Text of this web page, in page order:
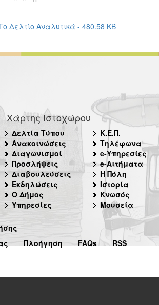
Δελτίο Αναλυτικά - 480.58 KB
Χάρτης Ιστοχώρου
Δελτία Τύπου
Ανακοινώσεις
Διαγωνισμοί
Προσλήψεις
Διαβουλεύσεις
Εκδηλώσεις
Ο Δήμος
Υπηρεσίες
Κ.Ε.Π.
Τηλέφωνα
e-Υπηρεσίες
e-Αιτήματα
Η Πόλη
Ιστορία
Κνωσός
Μουσεία
Πλοήγηση FAQs RSS